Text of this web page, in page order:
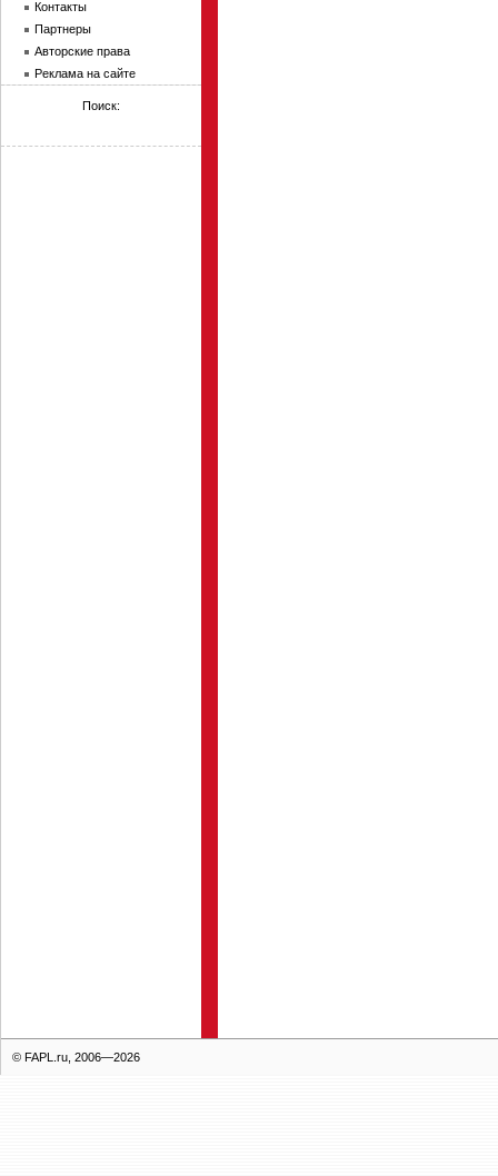
Контакты
Партнеры
Авторские права
Реклама на сайте
Поиск:
© FAPL.ru, 2006—2026